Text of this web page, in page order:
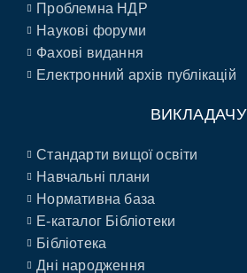
Проблемна НДР
Наукові форуми
Фахові видання
Електронний архів публікацій
ВИКЛАДАЧУ
Стандарти вищої освіти
Навчальні плани
Нормативна база
E-каталог Бібліотеки
Бібліотека
Дні народження